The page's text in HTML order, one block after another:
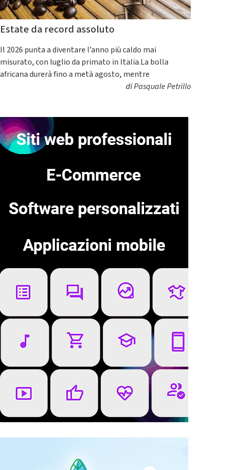
Estate da record assoluto
Il 2026 punta a diventare l’anno più caldo mai
misurato, con luglio da primato in Italia.La bolla
africana durerà fino a metà agosto, mentre
diPasquale Petrillo